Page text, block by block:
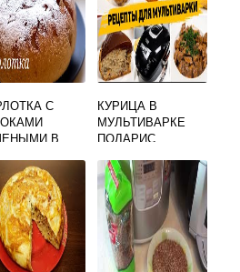
С
В
КУРИЦА В
МУЛЬТИВАРКЕ
ПОЛАРИС